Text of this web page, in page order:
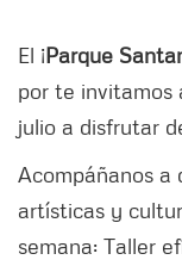
El ¡Parque
por te invitamos
julio a disfrutar
Acompáñanos a
artísticas y
semana: Taller